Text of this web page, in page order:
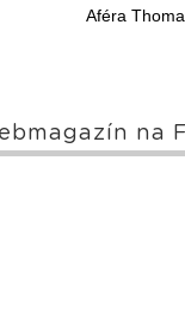
Aféra
na